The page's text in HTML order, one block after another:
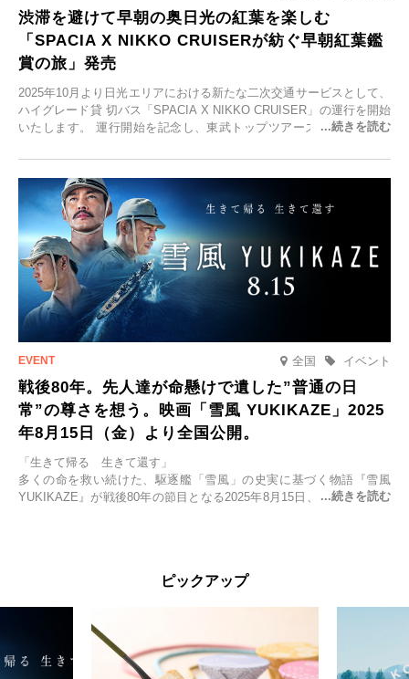
渋滞を避けて早朝の奥日光の紅葉を楽しむ
「SPACIA X NIKKO CRUISERが紡ぐ早朝紅葉鑑
賞の旅」発売
2025年10月より日光エリアにおける新たな二次交通サービスとして、
ハイグレード貸 切バス「SPACIA X NIKKO CRUISER」の運行を開始
いたします。 運行開始を記念し、東武トップツアーズ株式会社では
2025年9月12日(金)より発売いたします。
全国 イベント
戦後80年。先人達が命懸けで遺した”普通の日
常”の尊さを想う。映画「雪風 YUKIKAZE」2025
年8月15日（金）より全国公開。
「生きて帰る 生きて還す」
多くの命を救い続けた、駆逐艦「雪風」の史実に基づく物語『雪風
YUKIKAZE』が戦後80年の節目となる2025年8月15日、全国公開され
くの仲間の命を救い帰還させ、戦後まで生き抜き「幸運艦」と呼ばれ
主演は「雪風」の艦長・寺澤一利を演じる竹野内豊。先任伍長・早瀬
幸平を玉木宏が演じるほか、奥平大兼、田中麗奈、石丸幹二、益岡徹
ピックアップ